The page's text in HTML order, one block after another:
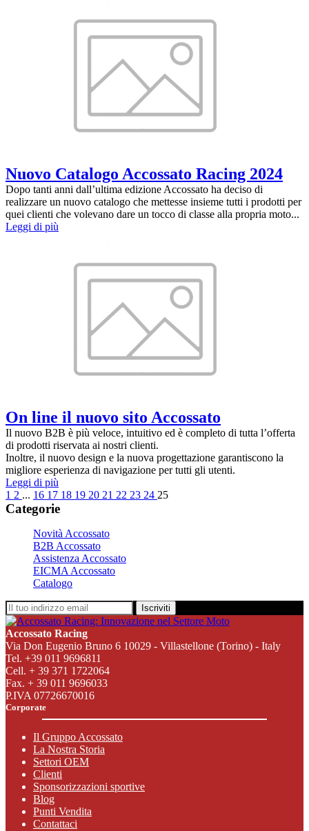
Nuovo Catalogo Accossato Racing 2024
Dopo tanti anni dall’ultima edizione Accossato ha deciso di
realizzare un nuovo catalogo che mettesse insieme tutti i prodotti per
quei clienti che volevano dare un tocco di classe alla propria moto...
Leggi di più
On line il nuovo sito Accossato
Il nuovo B2B è più veloce, intuitivo ed è completo di tutta l’offerta
di prodotti riservata ai nostri clienti.
Inoltre, il nuovo design e la nuova progettazione garantiscono la
migliore esperienza di navigazione per tutti gli utenti.
Leggi di più
1 2 ... 16 17 18 19 20 21 22 23 24 25
Categorie
Novità Accossato
B2B Accossato
Assistenza Accossato
EICMA Accossato
Catalogo
Iscriviti
Accossato Racing
Via Don Eugenio Bruno 6 10029 - Villastellone (Torino) - Italy
Tel. +39 011 9696811
Cell. + 39 371 1722064
Fax. + 39 011 9696033
P.IVA 07726670016
Corporate
Il Gruppo Accossato
La Nostra Storia
Settori OEM
Clienti
Sponsorizzazioni sportive
Blog
Punti Vendita
Contattaci